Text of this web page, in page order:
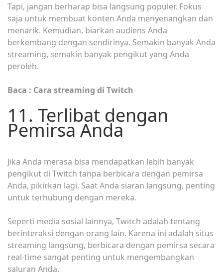
Tapi, jangan berharap bisa langsung populer. Fokus
saja untuk membuat konten Anda menyenangkan dan
menarik. Kemudian, biarkan audiens Anda
berkembang dengan sendirinya. Semakin banyak Anda
streaming, semakin banyak pengikut yang Anda
peroleh.
Baca : Cara streaming di Twitch
11. Terlibat dengan
Pemirsa Anda
Jika Anda merasa bisa mendapatkan lebih banyak
pengikut di Twitch tanpa berbicara dengan pemirsa
Anda, pikirkan lagi. Saat Anda siaran langsung, penting
untuk terhubung dengan mereka.
Seperti media sosial lainnya, Twitch adalah tentang
berinteraksi dengan orang lain. Karena ini adalah situs
streaming langsung, berbicara dengan pemirsa secara
real-time sangat penting untuk mengembangkan
saluran Anda.